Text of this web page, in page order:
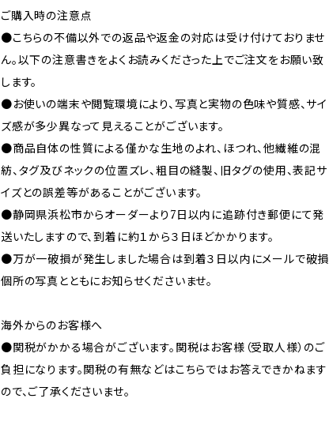
ご購入時の注意点
●こちらの不備以外での返品や返金の対応は受け付けておりませ
ん。以下の注意書きをよくお読みくださった上でご注文をお願い致
します。
●お使いの端末や閲覧環境により、写真と実物の色味や質感、サイ
ズ感が多少異なって見えることがございます。
●商品自体の性質による僅かな生地のよれ、ほつれ、他繊維の混
紡、タグ及びネックの位置ズレ、粗目の縫製、旧タグの使用、表記サ
イズとの誤差等があることがございます。
●静岡県浜松市からオーダーより7日以内に追跡付き郵便にて発
送いたしますので、到着に約１から３日ほどかかります。
●万が一破損が発生しました場合は到着３日以内にメールで破損
個所の写真とともにお知らせくださいませ。
海外からのお客様へ
●関税がかかる場合がございます。関税はお客様（受取人様）のご
負担になります。関税の有無などはこちらではお答えできかねます
ので、ご了承くださいませ。